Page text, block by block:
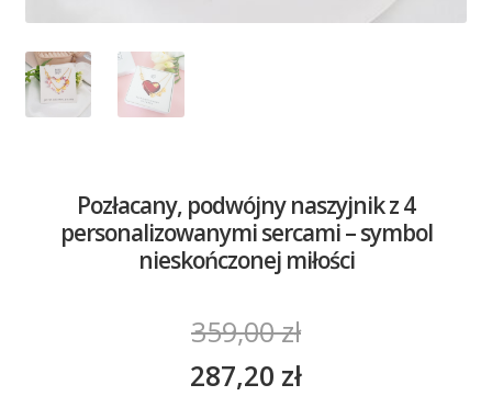
Pozłacany, podwójny naszyjnik z 4
personalizowanymi sercami – symbol
nieskończonej miłości
359,00zł
287,20 zł